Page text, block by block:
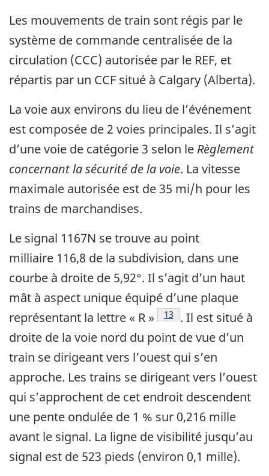
Les mouvements de train sont régis par le
système de commande centralisée de la
circulation (CCC) autorisée par le REF, et
répartis par un CCF situé à Calgary (Alberta).
La voie aux environs du lieu de l’événement
est composée de 2 voies principales. Il s’agit
d’une voie de catégorie 3 selon le Règlement
concernant la sécurité de la voie. La vitesse
maximale autorisée est de 35 mi/h pour les
trains de marchandises.
Le signal 1167N se trouve au point
milliaire 116,8 de la subdivision, dans une
courbe à droite de 5,92°. Il s’agit d’un haut
mât à aspect unique équipé d’une plaque
représentant la lettre « R »
13 . Il est situé à
droite de la voie nord du point de vue d’un
train se dirigeant vers l’ouest qui s’en
approche. Les trains se dirigeant vers l’ouest
qui s’approchent de cet endroit descendent
une pente ondulée de 1 % sur 0,216 mille
avant le signal. La ligne de visibilité jusqu’au
signal est de 523 pieds (environ 0,1 mille).